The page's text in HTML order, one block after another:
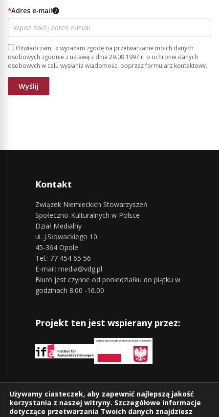
*Adres e-mail i
Oświadczam, iż wyrażam zgodę na przetwarzanie moich danych
osobowych zgodnie z ustawą z dnia 29.08.1997 r. o ochronie danych
osobowych w celu wysłania wiadomości poprzez formularz kontaktowy.
Kontakt
Związek Niemieckich Stowarzyszeń
Społeczno-Kulturalnych w Polsce
Dział Medialny
ul. J.Słowackiego 10
45-364 Opole
Tel.: 77 454 65 56
E-mail: media@vdg.pl
Biuro jest czynne od poniedziałku do piątku w
godzinach 8.00 -16.00
Projekt ten jest wspierany przez:
Znajdziesz nas również na:
Używamy ciasteczek, aby zapewnić najlepszą jakość
korzystania z naszej witryny. Szczegółowe informacje
dotyczące przetwarzania Twoich danych znajdziesz